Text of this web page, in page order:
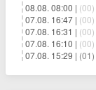
08.08. 08:00 | (00)
07.08. 16:47 | (00)
07.08. 16:31 | (00)
07.08. 16:10 | (00)
07.08. 15:29 | (01)